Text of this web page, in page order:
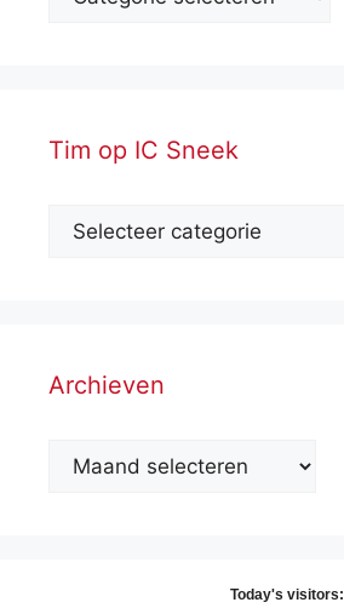
Tim op IC Sneek
Archieven
Archieven
Today's visitors: